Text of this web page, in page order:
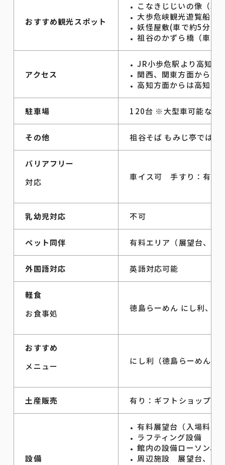
おすすめ観光スポット
こなきじじいの像（車
大歩危峡観光遊覧船（
妖怪屋敷(車で約5分)
祖谷のかずら橋（車で
アクセス
JR小歩危駅より高知方
関西、関東方面からは
高知方面からは高知自
駐車場 120台 ※大型車可能な駐
その他 祖谷そば もみじ亭では
バリアフリー
対応
車イス可 手すり：有り
乳幼児対応 不可
ペット同伴 有料エリア（展望台、ウ
外国語対応 英語対応可能
軽食
お食事処
徳島らーめん にし利、
おすすめ
メニュー
にし利（徳島らーめん煮
土産販売 有り：ギフトショップで
設備
有料展望台（入場料
ラフティング設備 ラ
館内の設備ローソン、
周辺施設 展望台、川